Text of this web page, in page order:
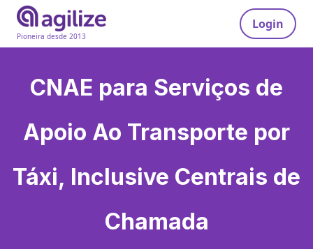
Pioneira desde 2013
Login
CNAE para Serviços de
Apoio Ao Transporte por
Táxi, Inclusive Centrais de
Chamada